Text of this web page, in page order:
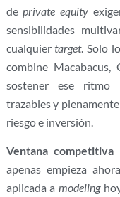
deprivate equity
sensibilidades
cualquiertarget. Solo
combine
sostener ese ritmo
trazables y
riesgo e inversión.
Ventana
apenas empieza
aplicada amodeling